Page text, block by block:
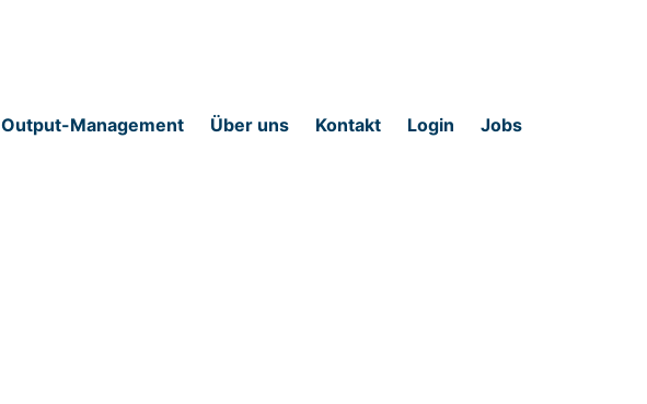
Output-Management Über uns Kontakt Login Jobs